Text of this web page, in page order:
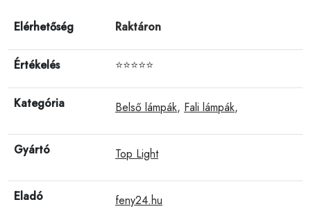
Elérhetőség Raktáron
Értékelés ⭐⭐⭐⭐⭐
Kategória Belső lámpák, Fali lámpák,
Gyártó Top Light
Eladó feny24.hu